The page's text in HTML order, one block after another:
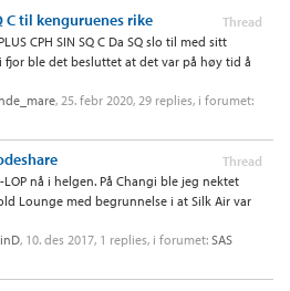
Thread
C til kenguruenes rike
CPH SIN SQ C Da SQ slo til med sitt
fjor ble det besluttet at det var på høy tid å
, 25. febr 2020, 29 replies, i forumet:
Thread
LOP nå i helgen. På Changi ble jeg nektet
Lounge med begrunnelse i at Silk Air var
, 10. des 2017, 1 replies, i forumet: SAS